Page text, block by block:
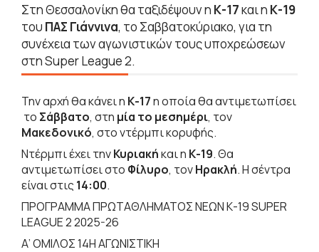
Στη Θεσσαλονίκη θα ταξιδέψουν η Κ-17και η Κ-19
του ΠΑΣ Γιάννινα, το Σαββατοκύριακο, για τη
συνέχεια των αγωνιστικών τους υποχρεώσεων
στη Super League 2.
Την αρχή θα κάνει η Κ-17η οποία θα αντιμετωπίσει
το Σάββατο, στη μία το μεσημέρι, τον
Μακεδονικό, στο ντέρμπι κορυφής.
Ντέρμπι έχει τηνΚυριακήκαι η Κ-19. Θα
αντιμετωπίσει στο Φίλυρο, τονΗρακλή. Η σέντρα
είναι στις 14:00.
ΠΡΟΓΡΑΜΜΑ ΠΡΩΤΑΘΛΗΜΑΤΟΣ ΝΕΩΝ Κ-19 SUPER
LEAGUE 2 2025-26
Α’ ΟΜΙΛΟΣ 14Η AΓΩΝΙΣΤΙΚΗ